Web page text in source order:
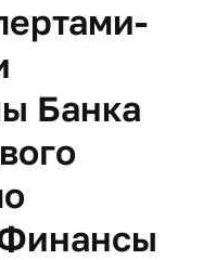
Банка